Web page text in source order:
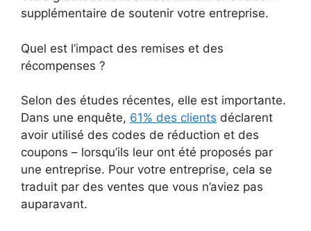
supplémentaire de soutenir votre entreprise.
Quel est l’impact des remises et des
récompenses ?
Selon des études récentes, elle est importante.
Dans une enquête, 61% des clients déclarent
avoir utilisé des codes de réduction et des
coupons – lorsqu’ils leur ont été proposés par
une entreprise. Pour votre entreprise, cela se
traduit par des ventes que vous n’aviez pas
auparavant.